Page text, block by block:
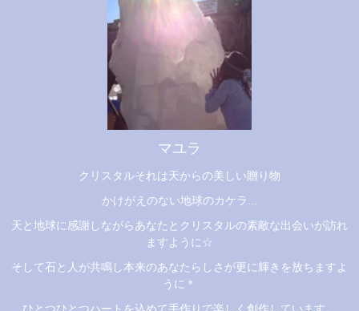
マユラ
クリスタルそれは天からの美しい贈り物
かけがえのない地球のカケラ...
天と地球に感謝しながらあなたとクリスタルの素敵な出会いが訪れ
ますように☆
そして石と人が共鳴し本来のあなたらしさが更に輝きを放ちますよ
うに＊